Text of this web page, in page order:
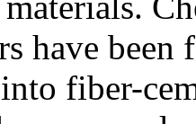
have
fiber-